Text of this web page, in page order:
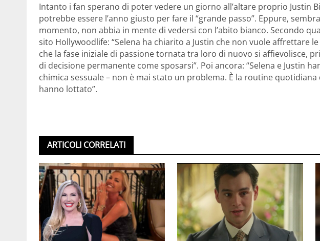
Intanto i fan sperano di poter vedere un giorno all’altare proprio Justin
potrebbe essere l’anno giusto per fare il “grande passo”. Eppure,
momento, non abbia in mente di vedersi con l’abito bianco. Secondo
sito Hollywoodlife: “Selena ha chiarito a Justin che non vuole affrettare
che la fase iniziale di passione tornata tra loro di nuovo si affievolisce,
di decisione permanente come sposarsi”. Poi ancora: “Selena e Justin
chimica sessuale – non è mai stato un problema. È la routine
hanno lottato”.
ARTICOLI CORRELATI